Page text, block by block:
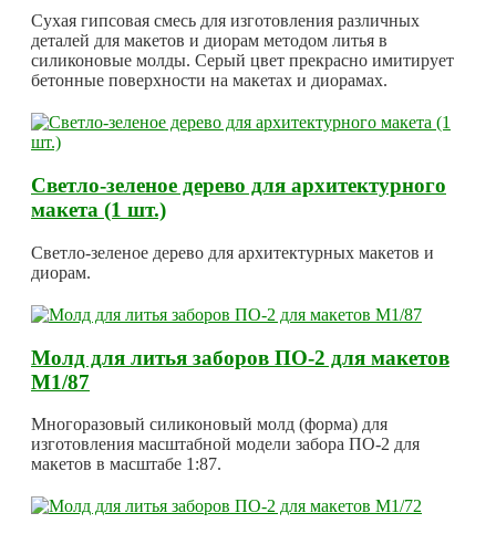
Сухая гипсовая смесь для изготовления различных
деталей для макетов и диорам методом литья в
силиконовые молды. Серый цвет прекрасно имитирует
бетонные поверхности на макетах и диорамах.
Светло-зеленое дерево для архитектурного
макета (1 шт.)
Светло-зеленое дерево для архитектурных макетов и
диорам.
Молд для литья заборов ПО-2 для макетов
М1/87
Многоразовый силиконовый молд (форма) для
изготовления масштабной модели забора ПО-2 для
макетов в масштабе 1:87.